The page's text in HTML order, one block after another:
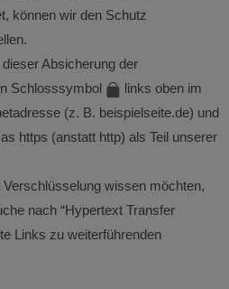
können wir den Schutz
Absicherung der
Schlosssymbol
links oben im
(z. B. beispielseite.de) und
https (anstatt http) als Teil unserer
wissen möchten,
nach “Hypertext Transfer
Links zu weiterführenden